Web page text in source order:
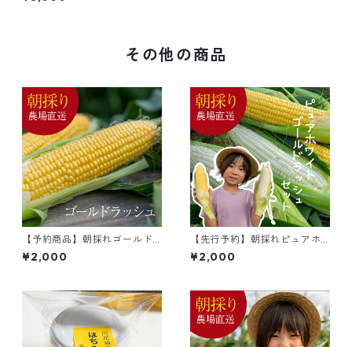
その他の商品
【予約商品】朝採れゴールド
ラッシュ 10本入り
¥2,000
【先行予約】朝採れピュアホ
ワイト&ゴールドラッシュ食べ
比べセット 各5本
¥2,000